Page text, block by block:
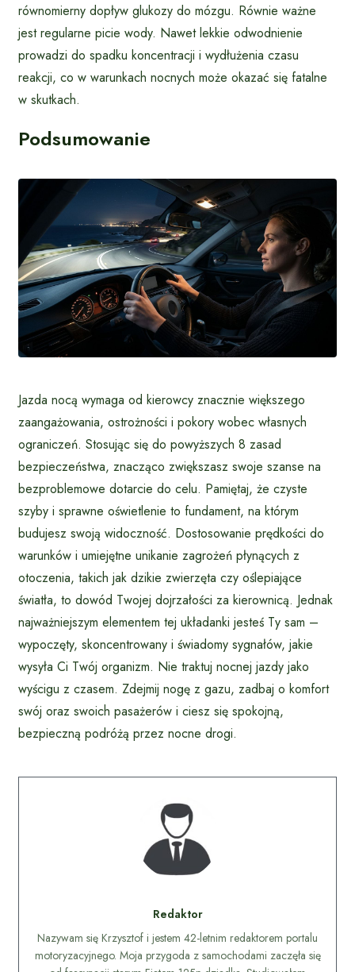
równomierny dopływ glukozy do mózgu. Równie ważne
jest regularne picie wody. Nawet lekkie odwodnienie
prowadzi do spadku koncentracji i wydłużenia czasu
reakcji, co w warunkach nocnych może okazać się fatalne
w skutkach.
Podsumowanie
Jazda nocą wymaga od kierowcy znacznie większego
zaangażowania, ostrożności i pokory wobec własnych
ograniczeń. Stosując się do powyższych 8 zasad
bezpieczeństwa, znacząco zwiększasz swoje szanse na
bezproblemowe dotarcie do celu. Pamiętaj, że czyste
szyby i sprawne oświetlenie to fundament, na którym
budujesz swoją widoczność. Dostosowanie prędkości do
warunków i umiejętne unikanie zagrożeń płynących z
otoczenia, takich jak dzikie zwierzęta czy oślepiające
światła, to dowód Twojej dojrzałości za kierownicą. Jednak
najważniejszym elementem tej układanki jesteś Ty sam –
wypoczęty, skoncentrowany i świadomy sygnałów, jakie
wysyła Ci Twój organizm. Nie traktuj nocnej jazdy jako
wyścigu z czasem. Zdejmij nogę z gazu, zadbaj o komfort
swój oraz swoich pasażerów i ciesz się spokojną,
bezpieczną podróżą przez nocne drogi.
Redaktor
Nazywam się Krzysztof i jestem 42-letnim redaktorem portalu
motoryzacyjnego. Moja przygoda z samochodami zaczęła się